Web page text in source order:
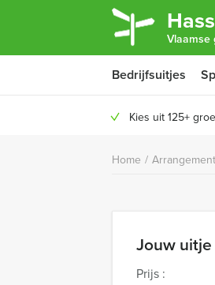
Vlaamse
Bedrijfsuitjes
Kies uit 125+
Home /
Jouw uitje
Prijs :